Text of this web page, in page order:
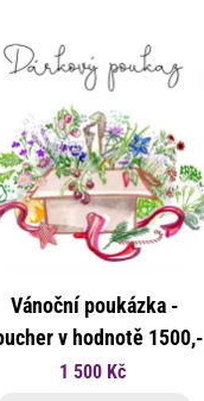
Vánoční poukázka -
v hodnotě 1500,-
Kč
1 500 Kč